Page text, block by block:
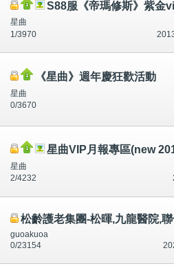
S88服《帝瑪修斯》紫金
星曲
1/3970
《星曲》週年慶狂歡活動
星曲
0/3670
星曲VIP月報專區(new
星曲
2/4232
松齡護老集團-松暉,九龍醫院,聯合醫院6杯水年青人廁所/小便6次。入/送
guoakuoa
0/23154